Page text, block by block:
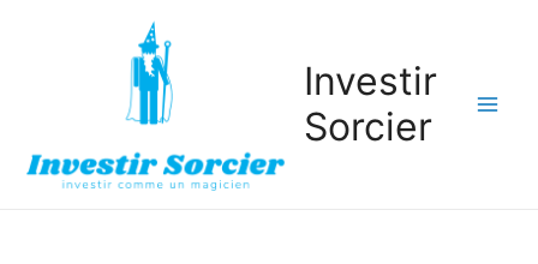
Investir
Sorcier